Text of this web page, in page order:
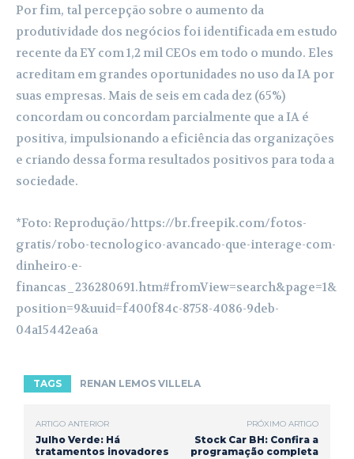
Por fim, tal percepção sobre o aumento da
produtividade dos negócios foi identificada em estudo
recente da EY com 1,2 mil CEOs em todo o mundo. Eles
acreditam em grandes oportunidades no uso da IA por
suas empresas. Mais de seis em cada dez (65%)
concordam ou concordam parcialmente que a IA é
positiva, impulsionando a eficiência das organizações
e criando dessa forma resultados positivos para toda a
sociedade.
*Foto: Reprodução/https://br.freepik.com/fotos-
gratis/robo-tecnologico-avancado-que-interage-com-
dinheiro-e-
financas_236280691.htm#fromView=search&page=1&
position=9&uuid=f400f84c-8758-4086-9deb-
04a15442ea6a
TAGS RENAN LEMOS VILLELA
ARTIGO ANTERIOR
Julho Verde: Há
tratamentos inovadores
PRÓXIMO ARTIGO
Stock Car BH: Confira a
programação completa